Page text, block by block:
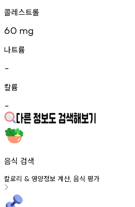
콜레스트롤
60 mg
나트륨
-
칼륨
-
음식 검색
칼로리 & 영양정보 계산, 음식 평가